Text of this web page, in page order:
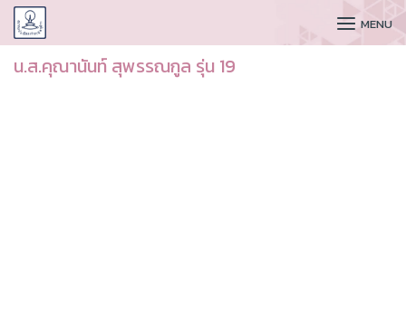
CUDAA MENU
น.ส.คุณานันท์ สุพรรณกูล รุ่น 19